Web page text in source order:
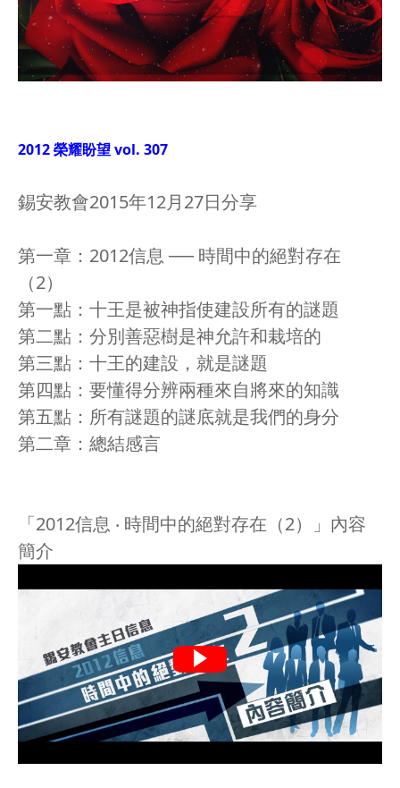
2012 榮耀盼望 vol. 307
錫安教會2015年12月27日分享
第一章：2012信息 ── 時間中的絕對存在
（2）
第一點：十王是被神指使建設所有的謎題
第二點：分別善惡樹是神允許和栽培的
第三點：十王的建設，就是謎題
第四點：要懂得分辨兩種來自將來的知識
第五點：所有謎題的謎底就是我們的身分
第二章：總結感言
「2012信息 ‧ 時間中的絕對存在（2）」內容
簡介